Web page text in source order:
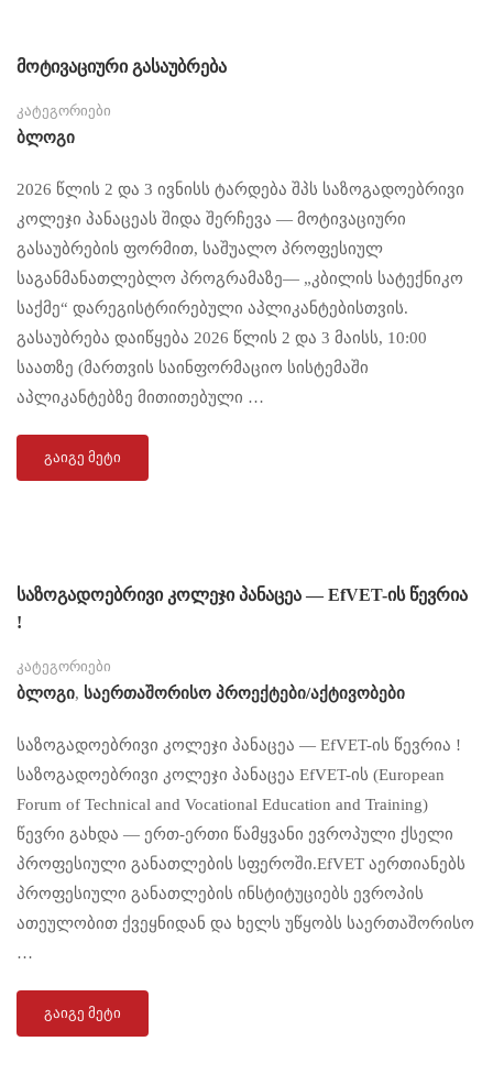
მოტივაციური გასაუბრება
კატეგორიები
Ბლოგი
2026 წლის 2 და 3 ივნისს ტარდება შპს საზოგადოებრივი
კოლეჯი პანაცეას შიდა შერჩევა — მოტივაციური
გასაუბრების ფორმით, საშუალო პროფესიულ
საგანმანათლებლო პროგრამაზე— „კბილის სატექნიკო
საქმე“ დარეგისტრირებული აპლიკანტებისთვის.
გასაუბრება დაიწყება 2026 წლის 2 და 3 მაისს, 10:00
საათზე (მართვის საინფორმაციო სისტემაში
აპლიკანტებზე მითითებული …
ᲒᲐᲘᲒᲔ ᲛᲔᲢᲘ
საზოგადოებრივი კოლეჯი პანაცეა — EfVET-ის წევრია
!
კატეგორიები
Ბლოგი, Საერთაშორისო Პროექტები/აქტივობები
საზოგადოებრივი კოლეჯი პანაცეა — EfVET-ის წევრია !
საზოგადოებრივი კოლეჯი პანაცეა EfVET-ის (European
Forum of Technical and Vocational Education and Training)
წევრი გახდა — ერთ-ერთი წამყვანი ევროპული ქსელი
პროფესიული განათლების სფეროში.EfVET აერთიანებს
პროფესიული განათლების ინსტიტუციებს ევროპის
ათეულობით ქვეყნიდან და ხელს უწყობს საერთაშორისო
…
ᲒᲐᲘᲒᲔ ᲛᲔᲢᲘ